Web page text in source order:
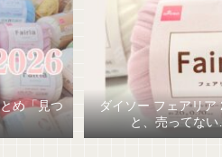
め「見つ
ダイソー フェアリ
と、売ってな